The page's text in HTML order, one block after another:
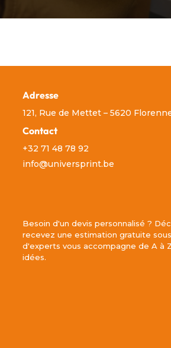
Adresse
121, Rue de Mettet – 5620
Contact
+32 71 48 78 92
info@universprint.be
Besoin d'un devis personnalisé ?
recevez une estimation gratuite
d'experts vous accompagne de A à
idées.